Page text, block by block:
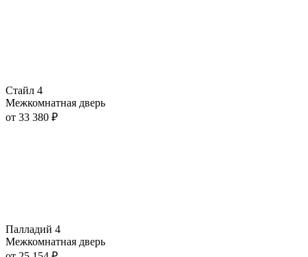
Стайл 4
Межкомнатная дверь
от 33 380 ₽
Палладий 4
Межкомнатная дверь